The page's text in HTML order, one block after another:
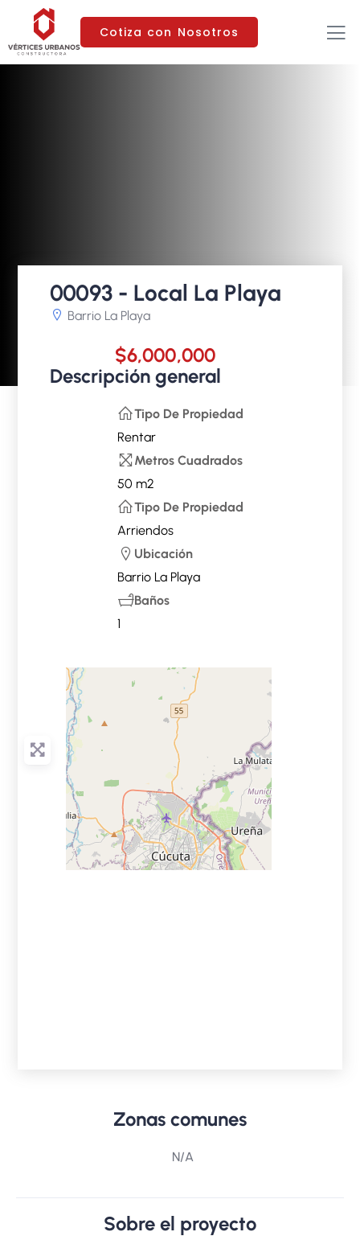
Cotiza con Nosotros
00093 - Local La Playa
Barrio La Playa
$6,000,000
Descripción general
Tipo De Propiedad
Rentar
Metros Cuadrados
50 m2
Tipo De Propiedad
Arriendos
Ubicación
Barrio La Playa
Baños
1
Zonas comunes
N/A
Sobre el proyecto